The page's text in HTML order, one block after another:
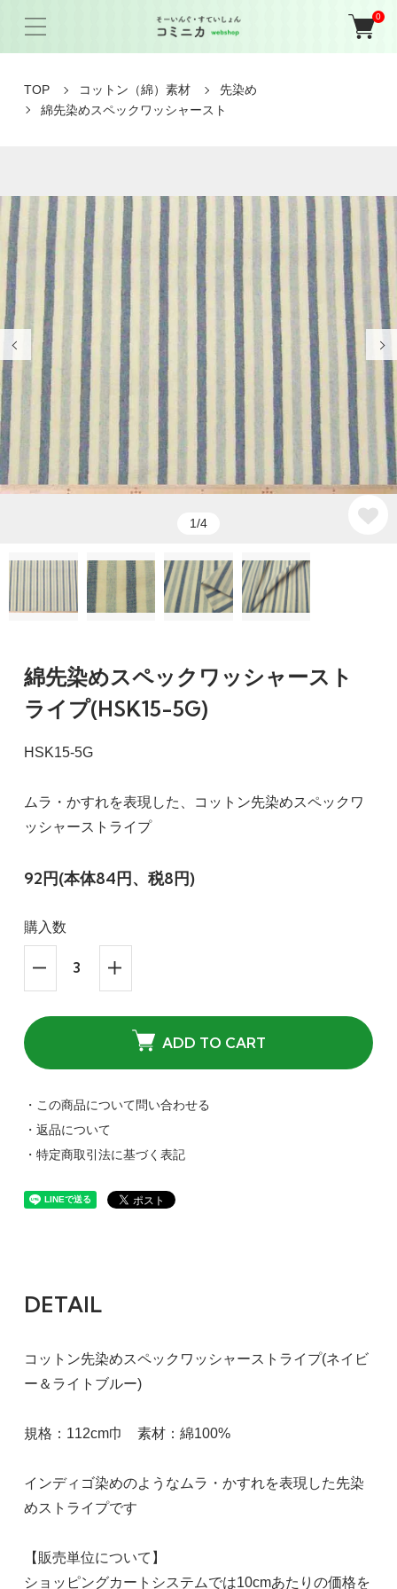
0
TOP コットン（綿）素材
先染め
綿先染めスペックワッシャースト
1/4
綿先染めスペックワッシャースト
ライプ(HSK15-5G)
HSK15-5G
ムラ・かすれを表現した、コットン先染めスペックワ
ッシャーストライプ
92円(本体84円、税8円)
購入数
ADD TO CART
・この商品について問い合わせる
・返品について
・特定商取引法に基づく表記
DETAIL
コットン先染めスペックワッシャーストライプ(ネイビ
ー＆ライトブルー)
規格：112cm巾 素材：綿100%
インディゴ染めのようなムラ・かすれを表現した先染
めストライプです
【販売単位について】
ショッピングカートシステムでは10cmあたりの価格を